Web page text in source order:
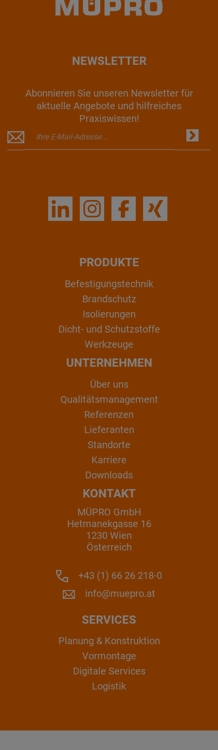
NEWSLETTER
Abonnieren Sie unseren Newsletter für
aktuelle Angebote und hilfreiches
Praxiswissen!
PRODUKTE
Befestigungstechnik
Brandschutz
Isolierungen
Dicht- und Schutzstoffe
Werkzeuge
UNTERNEHMEN
Über uns
Qualitätsmanagement
Referenzen
Lieferanten
Standorte
Karriere
Downloads
KONTAKT
MÜPRO GmbH
Hetmanekgasse 16
1230 Wien
Österreich
+43 (1) 66 26 218-0
info@muepro.at
SERVICES
Planung & Konstruktion
Vormontage
Digitale Services
Logistik